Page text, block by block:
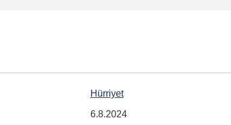
Hürriyet
6.8.2024